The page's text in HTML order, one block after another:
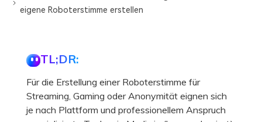
eigene Roboterstimme erstellen
TL;DR:
Für die Erstellung einer Roboterstimme für
Streaming, Gaming oder Anonymität eignen sich
je nach Plattform und professionellem Anspruch